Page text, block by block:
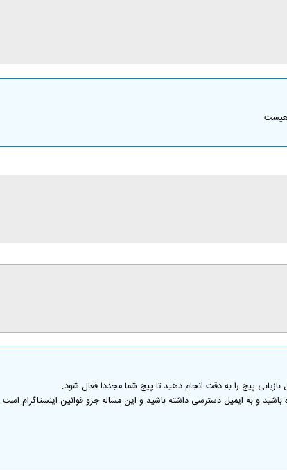
پیج را به دقت انجام دهید تا پیج شما مجددا فعال شود.
و به ایمیل دسترسی داشته باشید و این مساله جزو قوانین اینستاگرام است.